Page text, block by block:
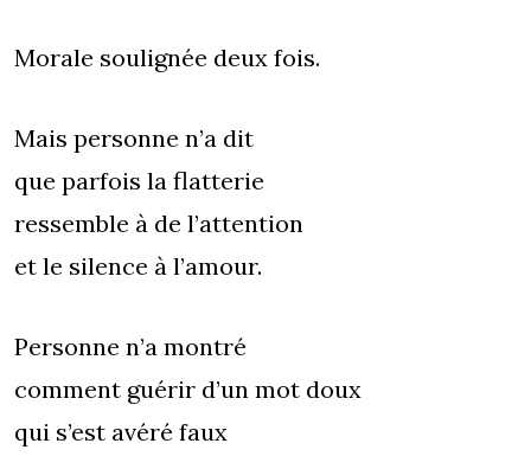
Morale soulignée deux fois.
Mais personne n’a dit
que parfois la flatterie
ressemble à de l’attention
et le silence à l’amour.
Personne n’a montré
comment guérir d’un mot doux
qui s’est avéré faux